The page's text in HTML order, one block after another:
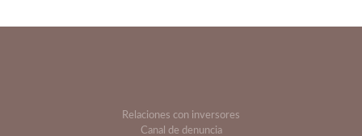
Relaciones con inversores
Canal de denuncia